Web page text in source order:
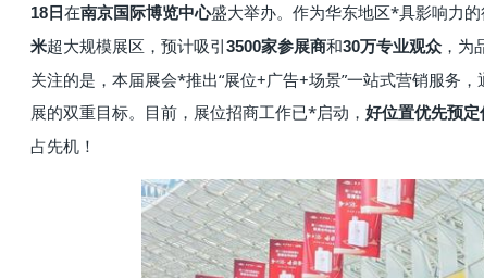
18日在南京国际博览中心盛大举办。作为华东地区*具影响力的
米超大规模展区，预计吸引3500家参展商和30万专业观众 ，
关注的是，本届展会*推出“展位+广告+场景”一站式营销服务
展的双重目标。目前，展位招商工作已*启动， 好位置优先预定
占先机！